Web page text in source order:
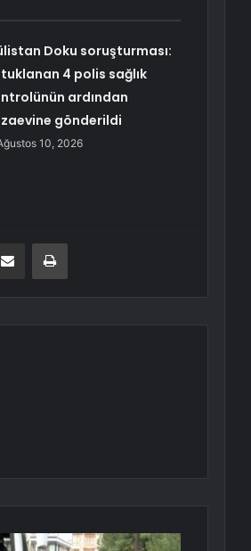
Doku soruşturması:
4 polis sağlık
ardından
gönderildi
10, 2026
E-Posta ile paylaş Yazdır